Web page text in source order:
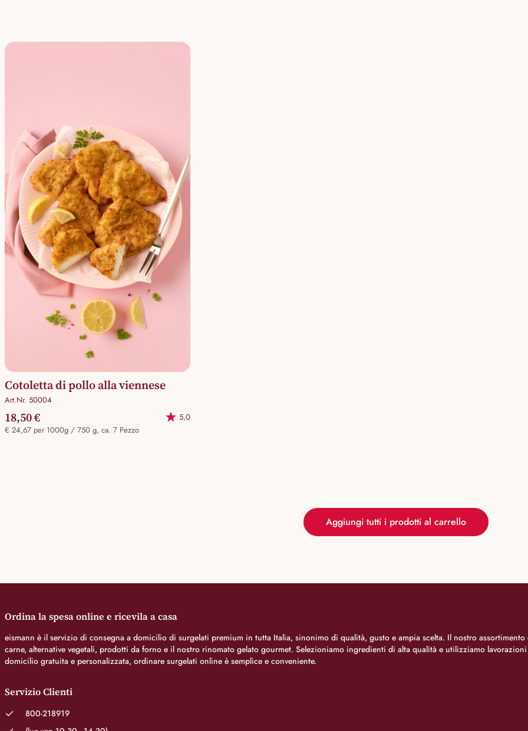
Cotoletta di pollo alla viennese
Art.Nr. 50004
18,50 €
5,0
€ 24,67 per 1000g / 750 g, ca. 7 Pezzo
Aggiungi tutti i prodotti al carrello
Ordina la spesa online e ricevila a casa
eismann è il servizio di consegna a domicilio di surgelati premium in tutta Italia, sinonimo di qualità, gusto e ampia scelta. Il nostro
carne, alternative vegetali, prodotti da forno e il nostro rinomato gelato gourmet. Selezioniamo ingredienti di alta qualità e utilizziamo
domicilio gratuita e personalizzata, ordinare surgelati online è semplice e conveniente.
Servizio Clienti
800-218919